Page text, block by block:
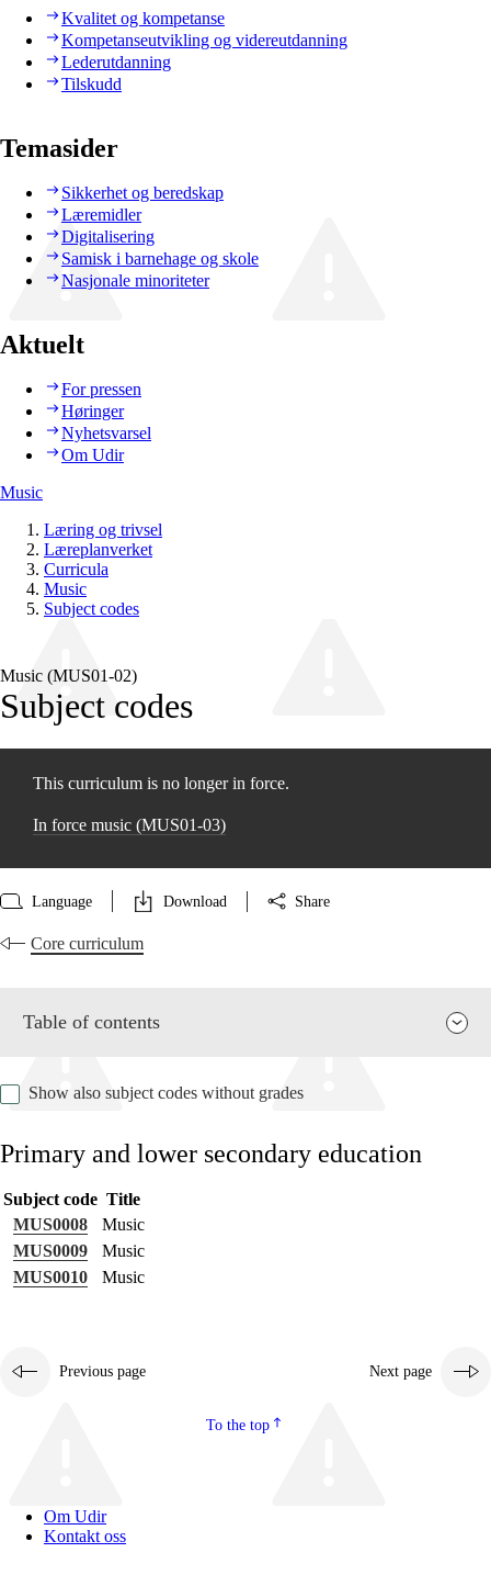
Kvalitet og kompetanse
Kompetanseutvikling og videreutdanning
Lederutdanning
Tilskudd
Temasider
Sikkerhet og beredskap
Læremidler
Digitalisering
Samisk i barnehage og skole
Nasjonale minoriteter
Aktuelt
For pressen
Høringer
Nyhetsvarsel
Om Udir
Music
Læring og trivsel
Læreplanverket
Curricula
Music
Subject codes
Music (MUS01‑02)
Subject codes
This curriculum is no longer in force.
In force music (MUS01‑03)
Language Download Share
Core curriculum
Table of contents
Relevance and central values
Core elements
Interdisciplinary topics
Show also subject codes without grades
Primary and lower secondary education
Subject code Title
MUS0008
Music
MUS0009
Music
MUS0010
Music
Previous page Next page
To the top
Om Udir
Kontakt oss